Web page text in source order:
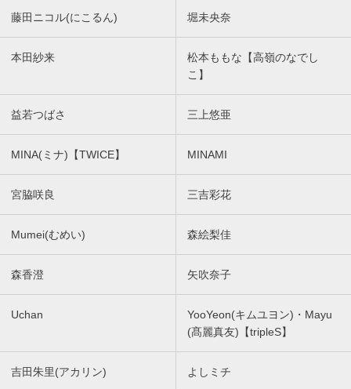
藤田ニコル(にこるん) 堀未央奈
本田紗来
松本ももな【高嶺のなでし
こ】
益若つばさ 三上悠亜
MINA(ミナ)【TWICE】 MINAMI
宮脇咲良 三吉彩花
Mumei(むめい) 森絵梨佳
森香澄 矢吹奈子
Uchan
YooYeon(キムユヨン)・Mayu
(髙麗真友)【tripleS】
吉田朱里(アカリン) よしミチ